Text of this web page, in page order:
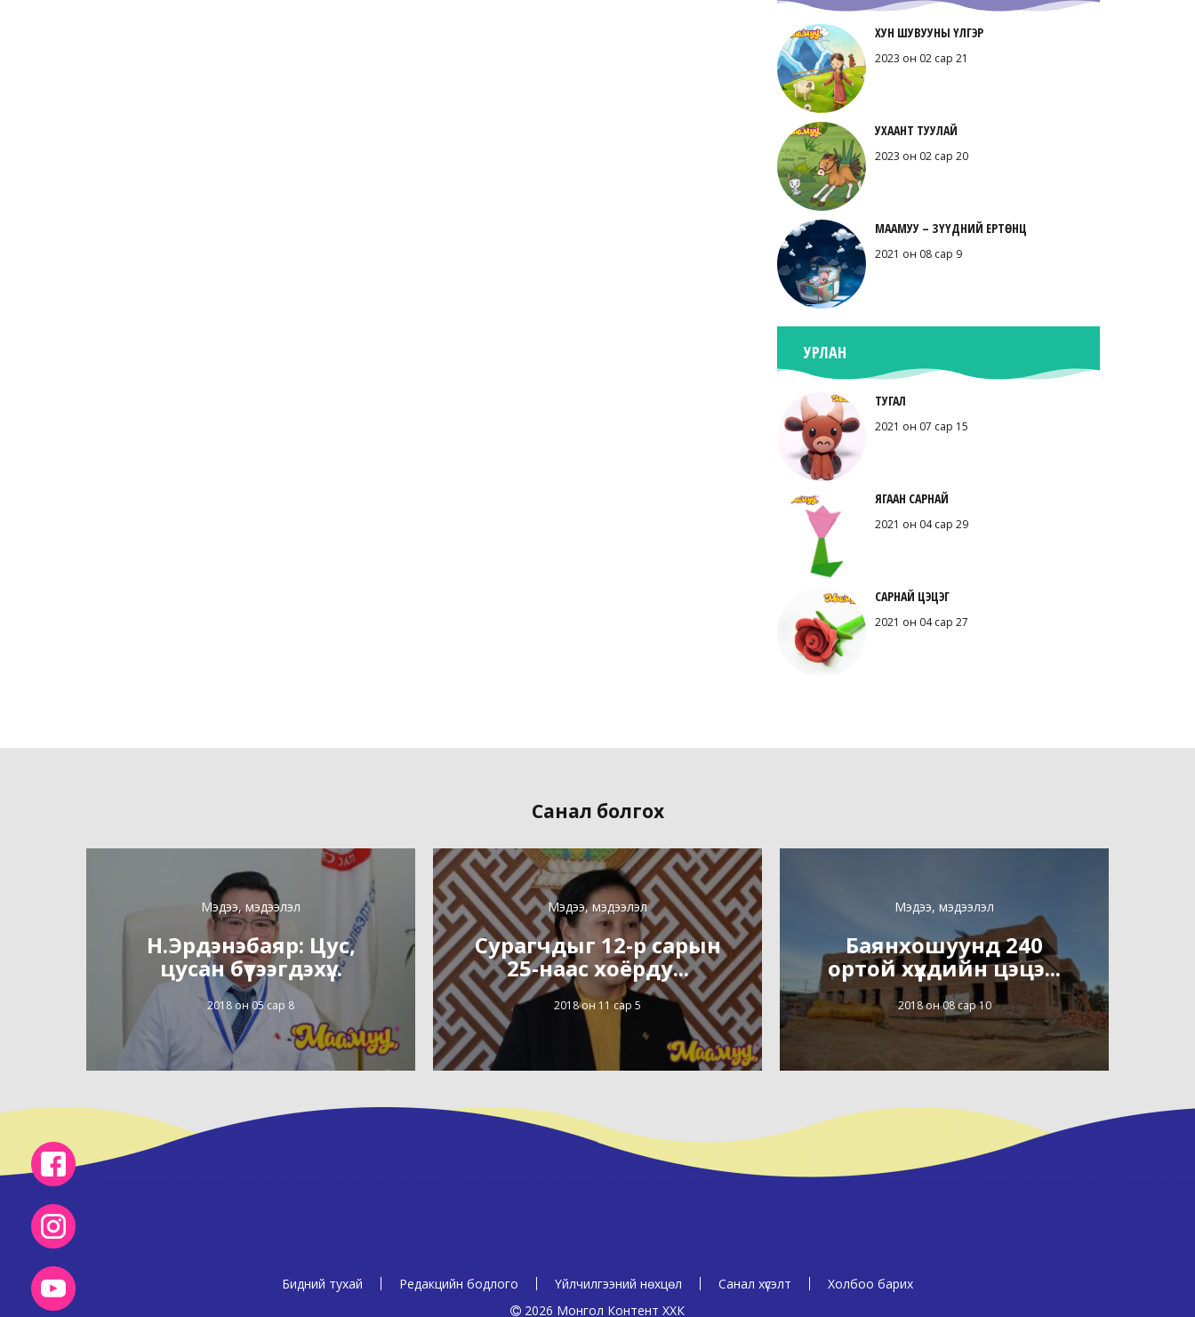
ХУН ШУВУУНЫ ҮЛГЭР
2023 он 02 сар 21
УХААНТ ТУУЛАЙ
2023 он 02 сар 20
МААМУУ – ЗҮҮДНИЙ ЕРТӨНЦ
2021 он 08 сар 9
УРЛАН
ТУГАЛ
2021 он 07 сар 15
ЯГААН САРНАЙ
2021 он 04 сар 29
САРНАЙ ЦЭЦЭГ
2021 он 04 сар 27
Санал болгох
Мэдээ, мэдээлэл
Н.Эрдэнэбаяр: Цус,
цусан бүтээгдэхү...
2018 он 05 сар 8
Мэдээ, мэдээлэл
Сурагчдыг 12-р сарын
25-наас хоёрду...
2018 он 11 сар 5
Мэдээ, мэдээлэл
Баянхошуунд 240
ортой хүүхдийн цэцэ...
2018 он 08 сар 10
Бидний тухай Редакцийн бодлого Үйлчилгээний нөхцөл Санал хүсэлт
Холбоо барих
2026 Монгол Контент ХХК